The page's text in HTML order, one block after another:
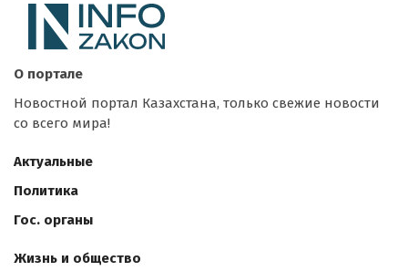
О портале
Новостной портал Казахстана, только свежие новости
со всего мира!
Актуальные
Политика
Гос. органы
Жизнь и общество